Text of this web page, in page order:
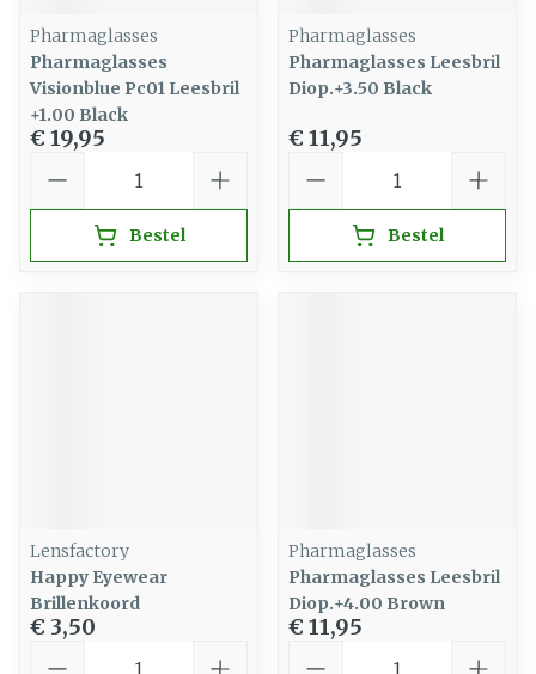
Pharmaglasses
Pharmaglasses
Visionblue Pc01 Leesbril
+1.00 Black
€ 19,95
Bestel
Pharmaglasses
Pharmaglasses Leesbril
Diop.+3.50 Black
€ 11,95
Bestel
Lensfactory
Happy Eyewear
Brillenkoord
€ 3,50
Pharmaglasses
Pharmaglasses Leesbril
Diop.+4.00 Brown
€ 11,95